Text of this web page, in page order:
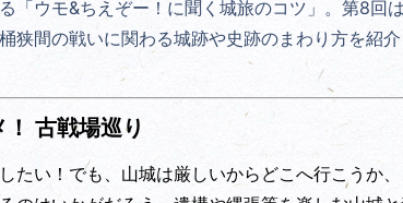
「ウモ&ちえぞー！に聞く城旅のコツ」。第8回
狭間の戦いに関わる城跡や史跡のまわり方を紹介
古戦場巡り
たい！でも、山城は厳しいからどこへ行こうか